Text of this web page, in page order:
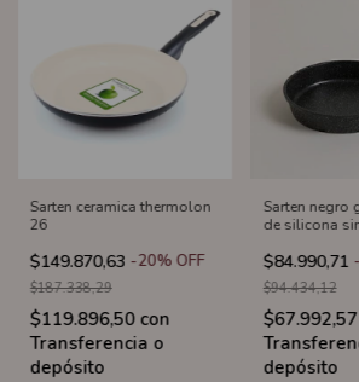
Sarten ceramica thermolon
26
$149.870,63 -20% OFF
$187.338,29
$119.896,50 con
Transferencia o
depósito
Sarten negro
de silicona
$84.990,71 -
$94.434,12
$67.992,57
depósito